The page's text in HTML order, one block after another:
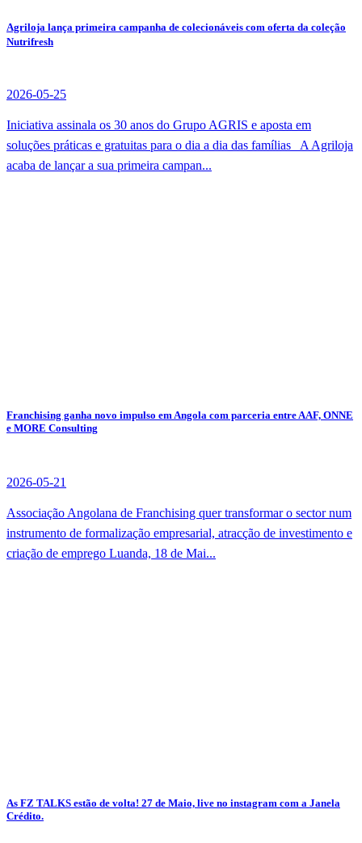
Agriloja lança primeira campanha de colecionáveis com oferta da coleção
Nutrifresh
2026-05-25
Iniciativa assinala os 30 anos do Grupo AGRIS e aposta em
soluções práticas e gratuitas para o dia a dia das famílias A Agriloja
acaba de lançar a sua primeira campan...
Franchising ganha novo impulso em Angola com parceria entre AAF, ONNE
e MORE Consulting
2026-05-21
Associação Angolana de Franchising quer transformar o sector num
instrumento de formalização empresarial, atracção de investimento e
criação de emprego Luanda, 18 de Mai...
As FZ TALKS estão de volta! 27 de Maio, live no instagram com a Janela
Crédito.